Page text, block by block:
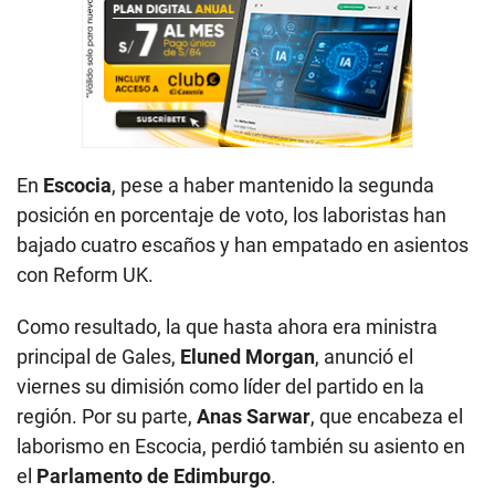
En Escocia, pese a haber mantenido la segunda
posición en porcentaje de voto, los laboristas han
bajado cuatro escaños y han empatado en asientos
con Reform UK.
Como resultado, la que hasta ahora era ministra
principal de Gales, Eluned Morgan, anunció el
viernes su dimisión como líder del partido en la
región. Por su parte, Anas Sarwar, que encabeza el
laborismo en Escocia, perdió también su asiento en
el Parlamento de Edimburgo.